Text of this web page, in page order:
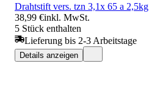
Drahtstift vers. tzn 3,1x 65 a 2,5kg
38,99 €inkl. MwSt.
5 Stück enthalten
Lieferung bis 2-3 Arbeitstage
Details anzeigen